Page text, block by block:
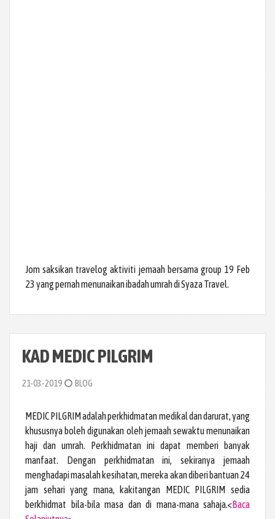
Jom saksikan travelog aktiviti jemaah bersama group 19 Feb
23 yang pernah menunaikan ibadah umrah di Syaza Travel.
KAD MEDIC PILGRIM
21-03-2019 BLOG
MEDIC PILGRIM adalah perkhidmatan medikal dan darurat, yang
khususnya boleh digunakan oleh jemaah sewaktu menunaikan
haji dan umrah. Perkhidmatan ini dapat memberi banyak
manfaat. Dengan perkhidmatan ini, sekiranya jemaah
menghadapi masalah kesihatan, mereka akan diberi bantuan 24
jam sehari yang mana, kakitangan MEDIC PILGRIM sedia
berkhidmat bila-bila masa dan di mana-mana sahaja.<Baca